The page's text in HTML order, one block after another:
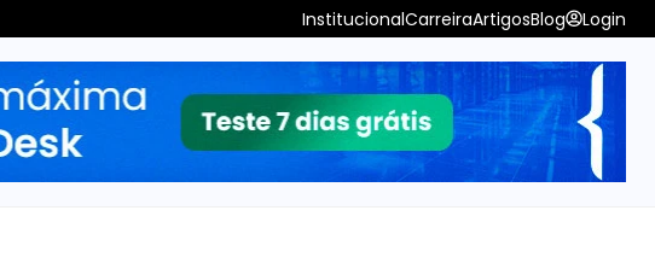
InstitucionalCarreiraArtigosBlog Login